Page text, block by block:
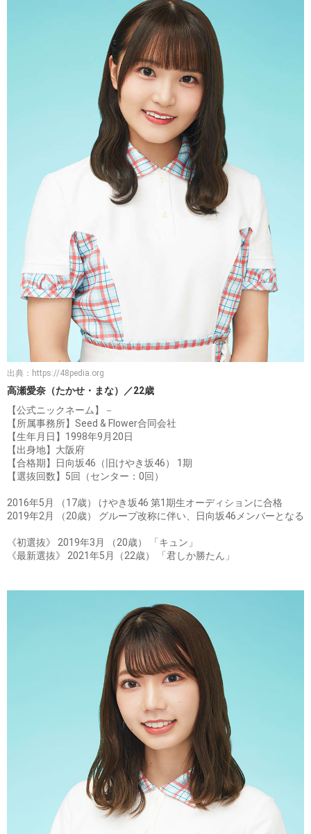
出典： https://48pedia.org
高瀬愛奈（たかせ・まな）／22歳
【公式ニックネーム】－
【所属事務所】Seed & Flower合同会社
【生年月日】1998年9月20日
【出身地】大阪府
【合格期】日向坂46（旧けやき坂46） 1期
【選抜回数】5回（センター：0回）
2016年5月 （17歳） けやき坂46 第1期生オーディションに合格
2019年2月 （20歳） グループ改称に伴い、日向坂46メンバーとなる
《初選抜》 2019年3月 （20歳） 「キュン」
《最新選抜》 2021年5月（22歳） 「君しか勝たん」